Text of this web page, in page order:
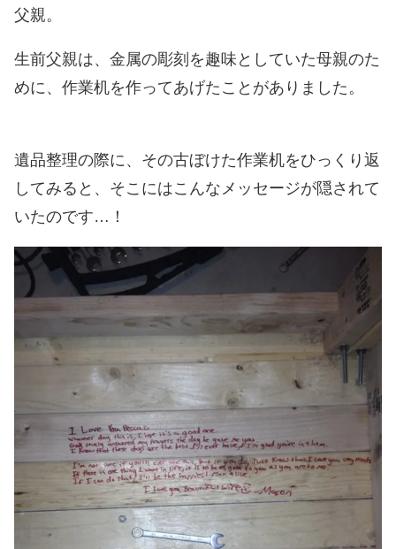
父親。
生前父親は、金属の彫刻を趣味としていた母親のた
めに、作業机を作ってあげたことがありました。
遺品整理の際に、その古ぼけた作業机をひっくり返
してみると、そこにはこんなメッセージが隠されて
いたのです…！